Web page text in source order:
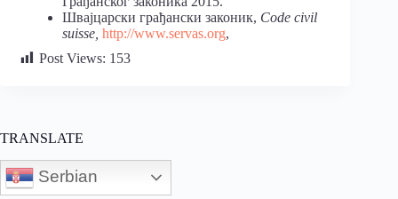
Швајцарски грађански законик, Code civil
suisse, http://www.servas.org,
Post Views: 153
TRANSLATE
Serbian